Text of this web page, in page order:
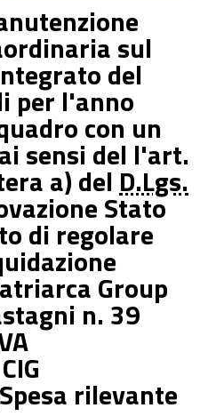
sul
del
per l'anno
con un
sensi del l'art.
a) del D.Lgs.
Stato
di regolare
Group
n. 39
rilevante